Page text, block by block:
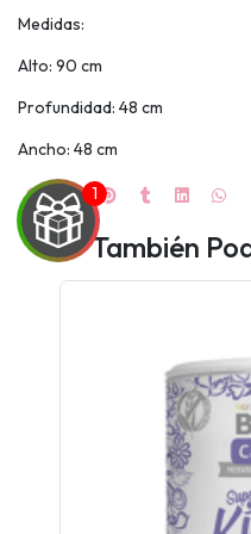
Medidas:
Alto: 90 cm
Profundidad: 48 cm
Ancho: 48 cm
También